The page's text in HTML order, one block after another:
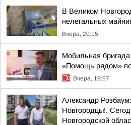
В Великом
нелегальных
Вчера, 20:15
Мобильная бригада
«Помощь рядом»
Вчера, 19:57
Александр
Новгородцы!.
Новгородской